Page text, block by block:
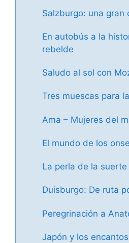
Salzburgo: una gran
En autobús a la
rebelde
Saludo al sol con
Tres muescas para
Ama – Mujeres del
El mundo de los
La perla de la
Duisburgo: De ruta
Peregrinación a
Japón y los